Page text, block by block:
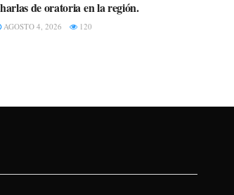
de oratoria en la región.
AGOSTO 4, 2026 120